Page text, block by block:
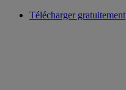
Télécharger gratuitement